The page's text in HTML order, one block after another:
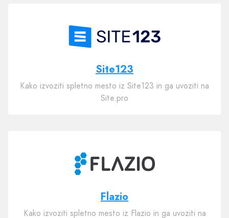
Site123
Kako izvoziti spletno mesto iz Site123 in ga uvoziti na
Site.pro
Flazio
Kako izvoziti spletno mesto iz Flazio in ga uvoziti na